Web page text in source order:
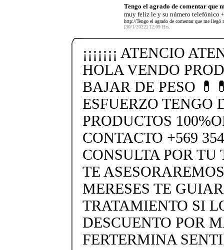
Tengo el agrado de comentar que
muy feliz le y su número telefónico
http://Tengo el agrado de comentar que me
[30/1/2022] 12:09 Hrs.
¡¡¡¡¡¡¡ ATENCIO
HOLA VENDO
BAJAR DE PESO
ESFUERZO TENGO
PRODUCTOS
CONTACTO +569
CONSULTA POR
TE
MERESES TE
TRATAMIENTO SI
DESCUENTO POR
FERTERMINA